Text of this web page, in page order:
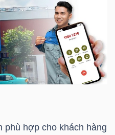
phù hợp cho khách hàng